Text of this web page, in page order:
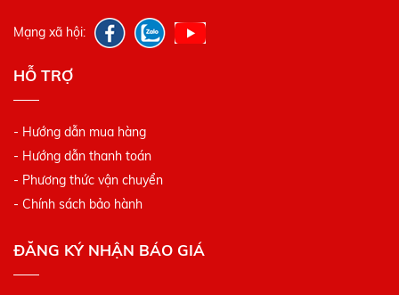
Mạng xã hội:
HỖ TRỢ
- Hướng dẫn mua hàng
- Hướng dẫn thanh toán
- Phương thức vận chuyển
- Chính sách bảo hành
ĐĂNG KÝ NHẬN BÁO GIÁ